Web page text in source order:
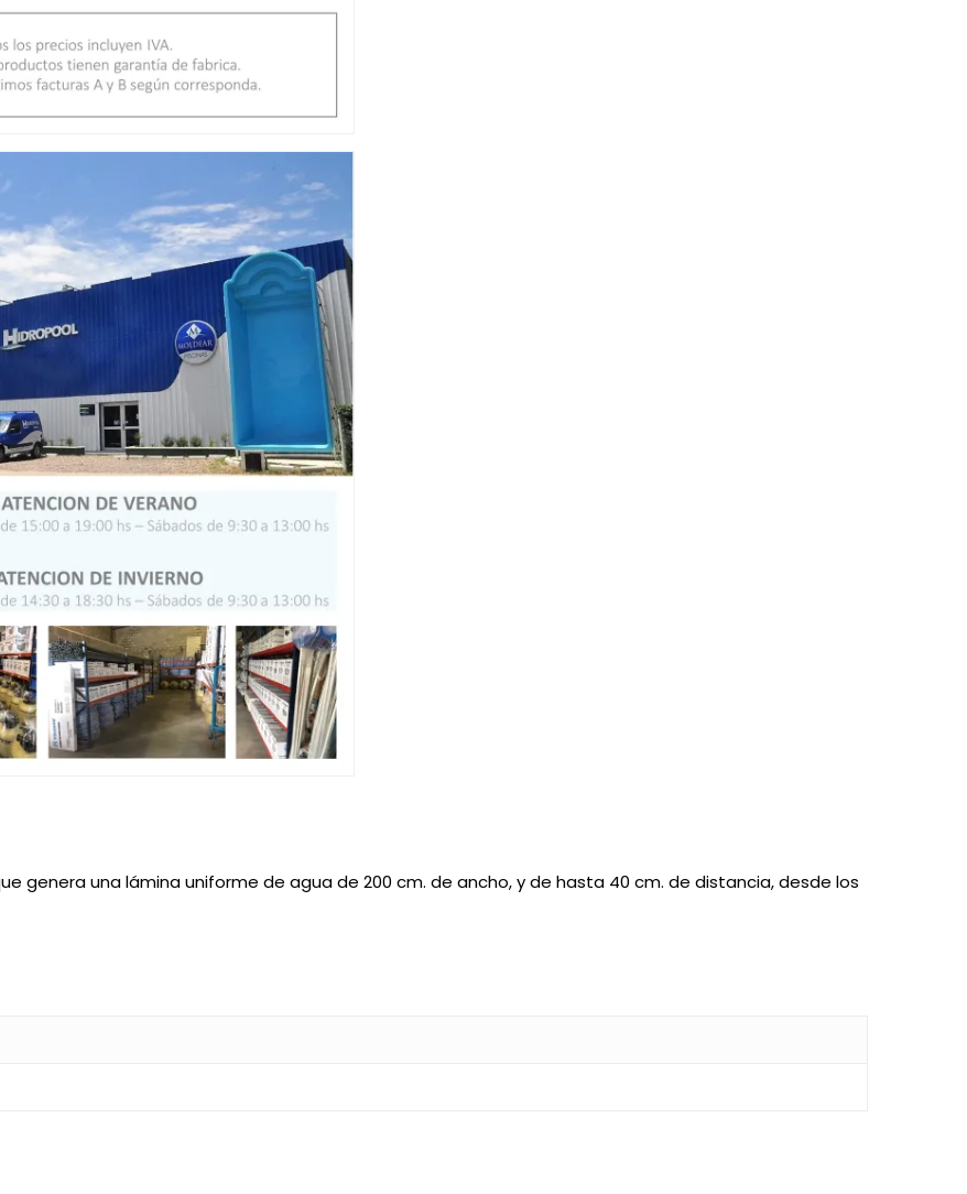
genera una lámina uniforme de agua de 200 cm. de ancho, y de hasta 40 cm. de distancia, desde los